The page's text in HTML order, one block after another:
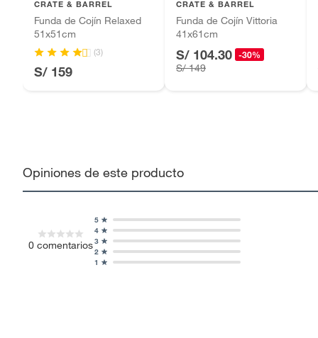
CRATE & BARREL
Funda de Cojín Relaxed
51x51cm
(3)
S/ 159
CRATE & BARREL
Funda de Cojín Vittoria
41x61cm
S/ 104.30 -30%
S/ 149
Opiniones de este producto
0 comentarios
1
2
3
4
5